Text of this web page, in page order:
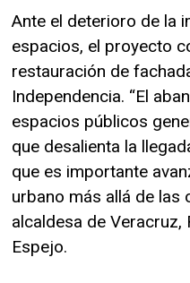
Ante el deterioro de la
espacios, el proyecto
restauración de
Independencia. “El
espacios públicos
que desalienta la
que es importante
urbano más allá de las
alcaldesa de Veracruz,
Espejo.